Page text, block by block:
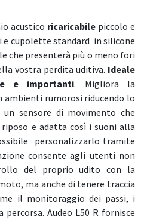
acustico ricaricabilepiccolo e
cupolette standard in silicone
che presenterà più o meno fori
vostra perdita uditiva. Ideale
e importanti. Migliora la
rumorosi riducendo lo
sensore di movimento che
e adatta così i suoni alla
personalizzarlo tramite
consente agli utenti non
del proprio udito con la
ma anche di tenere traccia
il monitoraggio dei passi, i
Audeo L50 R fornisce